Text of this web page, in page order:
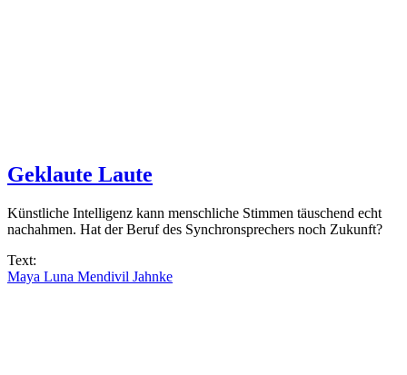
Geklaute Laute
Künstliche Intelligenz kann menschliche Stimmen täuschend echt
nachahmen. Hat der Beruf des Synchronsprechers noch Zukunft?
Text:
Maya Luna Mendivil Jahnke